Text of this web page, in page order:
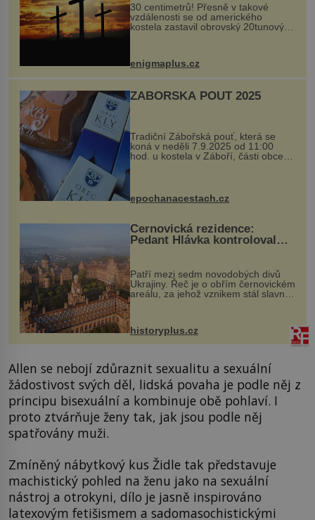
30 centimetrů! Přesně v takové
vzdálenosti se od amerického
kostela zastavil obrovský 20tunový
...
enigmaplus.cz
ZÁBOŘSKÁ POUŤ 2025
Tradiční Zábořská pouť, která se
koná v neděli 7.9.2025 od 11:00
hod. u kostela v Záboří, části obce
Kly u Mělníka. V programu naleznete
komentovanou prohlídku kostela,
epochanacestach.cz
Černovická rezidence:
Pedant Hlávka kontroloval
Patří mezi sedm novodobých divů
Ukrajiny. Řeč je o obřím černovickém
areálu, za jehož vznikem stál slavný
český architekt Josef Hlávka. Ten si
na něm dal mimořádně záležet. Jeho
stavební plány by při ...
historyplus.cz
Allen se nebojí zdůraznit sexualitu a sexuální
žádostivost svých děl, lidská povaha je podle něj z
principu bisexuální a kombinuje obě pohlaví. I
proto ztvárňuje ženy tak, jak jsou podle něj
spatřovány muži.
Zmíněný nábytkový kus Židle tak představuje
machistický pohled na ženu jako na sexuální
nástroj a otrokyni, dílo je jasně inspirováno
latexovým fetišismem a sadomasochistickými